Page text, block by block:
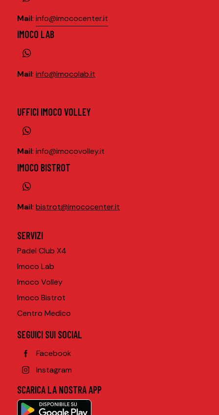
Mail: info@imococenter.it
IMOCO LAB
Mail: info@imocolab.it
UFFICI IMOCO VOLLEY
Mail: info@imocovolley.it
IMOCO BISTROT
Mail: bistrot@imococenter.it
SERVIZI
Padel Club X4
Imoco Lab
Imoco Volley
Imoco Bistrot
Centro Medico
SEGUICI SUI SOCIAL
Facebook
Instagram
SCARICA LA NOSTRA APP